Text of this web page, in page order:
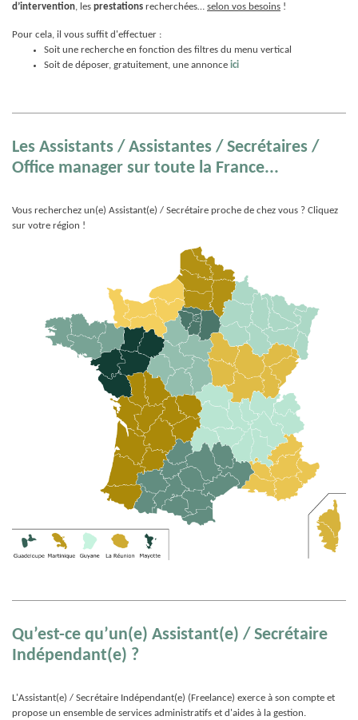
d’intervention , les prestations recherchées… selon vos besoins !
Pour cela, il vous suffit d'effectuer :
Soit une recherche en fonction des filtres du menu vertical
Soit de déposer, gratuitement, une annonce ici
Les Assistants / Assistantes / Secrétaires /
Office manager sur toute la France...
Vous recherchez un(e) Assistant(e) / Secrétaire proche de chez vous ? Cliquez
sur votre région !
Qu’est-ce qu’un(e) Assistant(e) / Secrétaire
Indépendant(e) ?
L'Assistant(e) / Secrétaire Indépendant(e) (Freelance) exerce à son compte et
propose un ensemble de services administratifs et d'aides à la gestion.